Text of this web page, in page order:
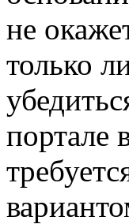
не
только
портале